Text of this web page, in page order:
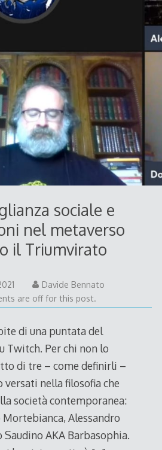
sociale e
nel metaverso
il Triumvirato
November
2021
Davide Bennato
are off for this post.
di una puntata del
Twitch. Per chi non lo
di tre – come definirli –
versati nella filosofia che
società contemporanea:
Alessandro
AKA Barbasophia.